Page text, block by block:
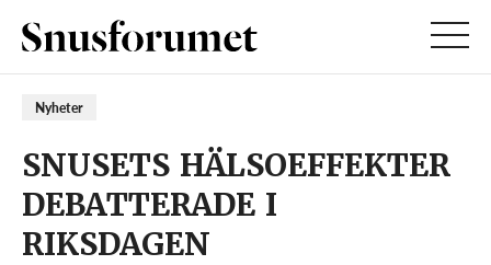
Nyheter
SNUSETS HÄLSOEFFEKTER
DEBATTERADE I
RIKSDAGEN